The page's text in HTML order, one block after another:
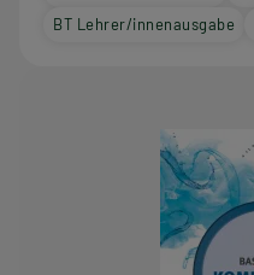
BT Lehrer/innenausgabe